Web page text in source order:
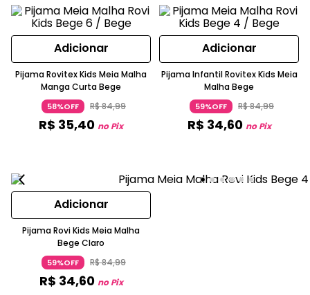
Adicionar
Pijama Rovitex Kids Meia Malha
Manga Curta Bege
58%OFF R$84,99
R$ 35,40 no Pix
Adicionar
Pijama Infantil Rovitex Kids Meia
Malha Bege
59%OFF R$84,99
R$ 34,60 no Pix
Adicionar
Pijama Rovi Kids Meia Malha
Bege Claro
59%OFF R$84,99
R$ 34,60 no Pix